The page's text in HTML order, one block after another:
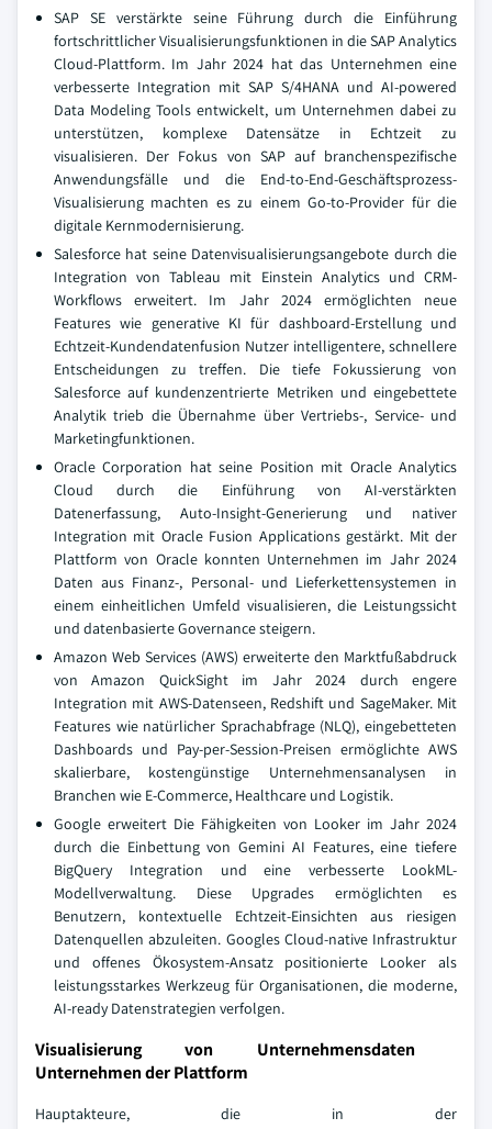
SAP SE verstärkte seine Führung durch die Einführung
fortschrittlicher Visualisierungsfunktionen in die SAP Analytics
Cloud-Plattform. Im Jahr 2024 hat das Unternehmen eine
verbesserte Integration mit SAP S/4HANA und AI-powered
Data Modeling Tools entwickelt, um Unternehmen dabei zu
unterstützen, komplexe Datensätze in Echtzeit zu
visualisieren. Der Fokus von SAP auf branchenspezifische
Anwendungsfälle und die End-to-End-Geschäftsprozess-
Visualisierung machten es zu einem Go-to-Provider für die
digitale Kernmodernisierung.
Salesforce hat seine Datenvisualisierungsangebote durch die
Integration von Tableau mit Einstein Analytics und CRM-
Workflows erweitert. Im Jahr 2024 ermöglichten neue
Features wie generative KI für dashboard-Erstellung und
Echtzeit-Kundendatenfusion Nutzer intelligentere, schnellere
Entscheidungen zu treffen. Die tiefe Fokussierung von
Salesforce auf kundenzentrierte Metriken und eingebettete
Analytik trieb die Übernahme über Vertriebs-, Service- und
Marketingfunktionen.
Oracle Corporation hat seine Position mit Oracle Analytics
Cloud durch die Einführung von AI-verstärkten
Datenerfassung, Auto-Insight-Generierung und nativer
Integration mit Oracle Fusion Applications gestärkt. Mit der
Plattform von Oracle konnten Unternehmen im Jahr 2024
Daten aus Finanz-, Personal- und Lieferkettensystemen in
einem einheitlichen Umfeld visualisieren, die Leistungssicht
und datenbasierte Governance steigern.
Amazon Web Services (AWS) erweiterte den Marktfußabdruck
von Amazon QuickSight im Jahr 2024 durch engere
Integration mit AWS-Datenseen, Redshift und SageMaker. Mit
Features wie natürlicher Sprachabfrage (NLQ), eingebetteten
Dashboards und Pay-per-Session-Preisen ermöglichte AWS
skalierbare, kostengünstige Unternehmensanalysen in
Branchen wie E-Commerce, Healthcare und Logistik.
Google erweitert Die Fähigkeiten von Looker im Jahr 2024
durch die Einbettung von Gemini AI Features, eine tiefere
BigQuery Integration und eine verbesserte LookML-
Modellverwaltung. Diese Upgrades ermöglichten es
Benutzern, kontextuelle Echtzeit-Einsichten aus riesigen
Datenquellen abzuleiten. Googles Cloud-native Infrastruktur
und offenes Ökosystem-Ansatz positionierte Looker als
leistungsstarkes Werkzeug für Organisationen, die moderne,
AI-ready Datenstrategien verfolgen.
Visualisierung von Unternehmensdaten
Unternehmen der Plattform
Hauptakteure, die in der